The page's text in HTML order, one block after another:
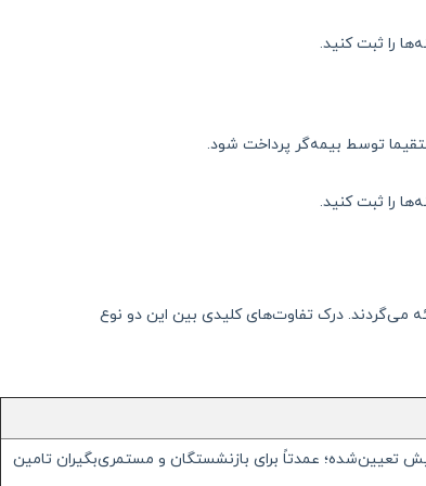
را ثبت کنید.
توسط بیمه‌گر پرداخت شود.
را ثبت کنید.
درک تفاوت‌های کلیدی بین این دو نوع
تعیین‌شده؛ عمدتاً برای بازنشستگان و مستمری‌بگیران تامین